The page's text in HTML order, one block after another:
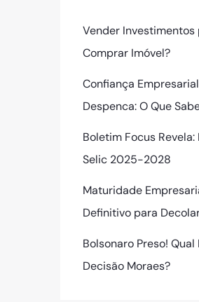
Vender Investimentos
Comprar Imóvel?
Confiança
Despenca: O Que
Boletim Focus
Selic 2025-2028
Maturidade
Definitivo para
Bolsonaro Preso!
Decisão Moraes?